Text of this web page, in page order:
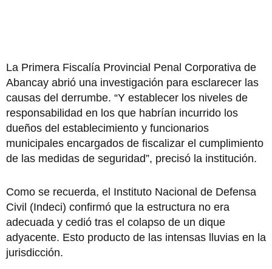
La Primera Fiscalía Provincial Penal Corporativa de
Abancay abrió una investigación para esclarecer las
causas del derrumbe. “Y establecer los niveles de
responsabilidad en los que habrían incurrido los
dueños del establecimiento y funcionarios
municipales encargados de fiscalizar el cumplimiento
de las medidas de seguridad”, precisó la institución.
Como se recuerda, el Instituto Nacional de Defensa
Civil (Indeci) confirmó que la estructura no era
adecuada y cedió tras el colapso de un dique
adyacente. Esto producto de las intensas lluvias en la
jurisdicción.